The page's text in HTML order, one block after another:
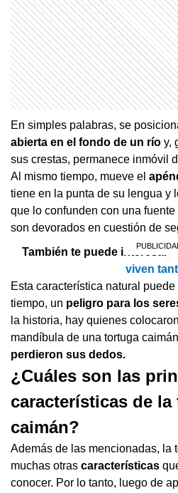
En simples palabras, se
abierta en el fondo de un río y,
sus crestas, permanece inmóvil
Al mismo tiempo, mueve el
tiene en la punta de su lengua y
que lo confunden con una
son devorados en cuestión de
También te puede interesar
viven
Esta característica natural
tiempo, un peligro para los
la historia, hay quienes
mandíbula de una tortuga
perdieron sus dedos.
¿Cuáles son las
características de la
caimán?
Además de las mencionadas, la
muchas otras características
conocer. Por lo tanto, luego de